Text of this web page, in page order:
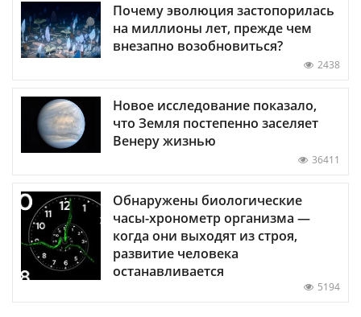
Почему эволюция застопорилась
на миллионы лет, прежде чем
внезапно возобновиться?
2438
Новое исследование показало,
что Земля постепенно заселяет
Венеру жизнью
36411
Обнаружены биологические
часы-хронометр организма —
когда они выходят из строя,
развитие человека
останавливается
5194